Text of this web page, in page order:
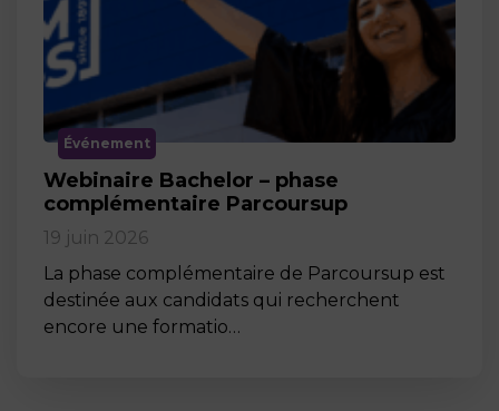
Événement
Webinaire Bachelor – phase
complémentaire Parcoursup
19 juin 2026
La phase complémentaire de Parcoursup est
destinée aux candidats qui recherchent
encore une formatio…